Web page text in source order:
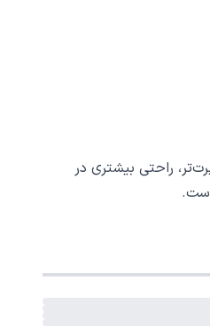
راحتی بیشتری در
و پاییزی است که
تبدیل کرده است – از